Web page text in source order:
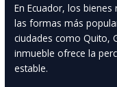
En Ecuador, los
las formas más
ciudades como Quito,
inmueble ofrece la
estable.